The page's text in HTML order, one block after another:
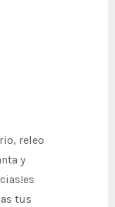
releo
y
tus